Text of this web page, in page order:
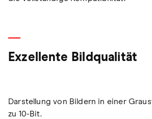
Exzellente Bildqualität
Darstellung von Bildern in einer
zu 10-Bit.